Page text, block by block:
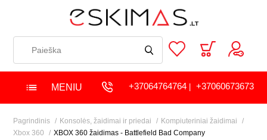
MENIU +37064764764| +37060673673
Pagrindinis Konsolės, žaidimai ir priedai
Kompiuteriniai žaidimai
Xbox 360
XBOX 360 žaidimas - Battlefield Bad Company